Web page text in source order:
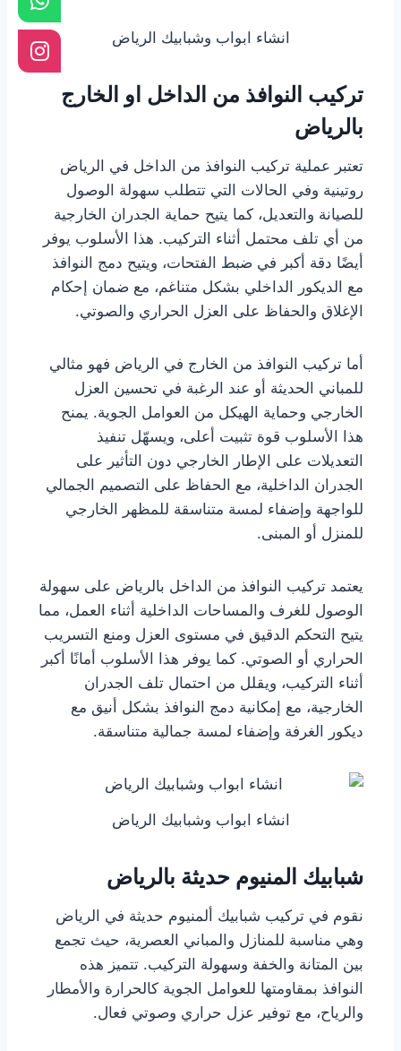
انشاء ابواب وشبابيك الرياض
تركيب النوافذ من الداخل او الخارج
بالرياض
تعتبر عملية تركيب النوافذ من الداخل في الرياض
روتينية وفي الحالات التي تتطلب سهولة الوصول
للصيانة والتعديل، كما يتيح حماية الجدران الخارجية
من أي تلف محتمل أثناء التركيب. هذا الأسلوب يوفر
أيضًا دقة أكبر في ضبط الفتحات، ويتيح دمج النوافذ
مع الديكور الداخلي بشكل متناغم، مع ضمان إحكام
الإغلاق والحفاظ على العزل الحراري والصوتي.
أما تركيب النوافذ من الخارج في الرياض فهو مثالي
للمباني الحديثة أو عند الرغبة في تحسين العزل
الخارجي وحماية الهيكل من العوامل الجوية. يمنح
هذا الأسلوب قوة تثبيت أعلى، ويسهّل تنفيذ
التعديلات على الإطار الخارجي دون التأثير على
الجدران الداخلية، مع الحفاظ على التصميم الجمالي
للواجهة وإضفاء لمسة متناسقة للمظهر الخارجي
للمنزل أو المبنى.
يعتمد تركيب النوافذ من الداخل بالرياض على سهولة
الوصول للغرف والمساحات الداخلية أثناء العمل، مما
يتيح التحكم الدقيق في مستوى العزل ومنع التسريب
الحراري أو الصوتي. كما يوفر هذا الأسلوب أمانًا أكبر
أثناء التركيب، ويقلل من احتمال تلف الجدران
الخارجية، مع إمكانية دمج النوافذ بشكل أنيق مع
ديكور الغرفة وإضفاء لمسة جمالية متناسقة.
انشاء ابواب وشبابيك الرياض
شبابيك المنيوم حديثة بالرياض
نقوم في تركيب شبابيك ألمنيوم حديثة في الرياض
وهي مناسبة للمنازل والمباني العصرية، حيث تجمع
بين المتانة والخفة وسهولة التركيب. تتميز هذه
النوافذ بمقاومتها للعوامل الجوية كالحرارة والأمطار
والرياح، مع توفير عزل حراري وصوتي فعال.